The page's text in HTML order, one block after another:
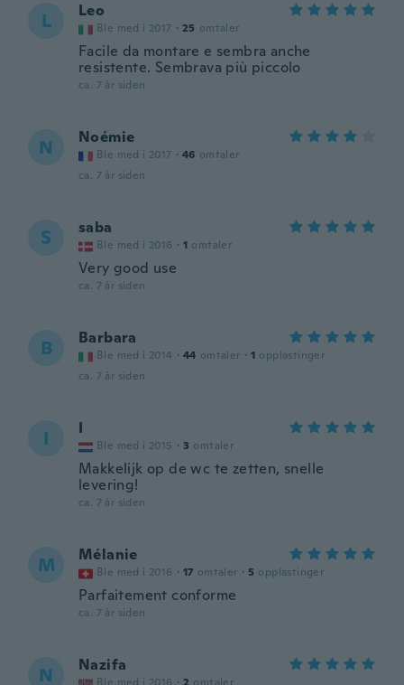
L Leo
Ble med i 2017 · 25 omtaler
Facile da montare e sembra anche
resistente. Sembrava più piccolo
ca. 7 år siden
N Noémie
Ble med i 2017 · 46 omtaler
ca. 7 år siden
S saba
Ble med i 2016 · 1 omtaler
Very good use
ca. 7 år siden
B Barbara
Ble med i 2014 · 44 omtaler · 1 opplastinger
ca. 7 år siden
I I
Ble med i 2015 · 3 omtaler
Makkelijk op de wc te zetten, snelle
levering!
ca. 7 år siden
M Mélanie
Ble med i 2016 · 17 omtaler · 5 opplastinger
Parfaitement conforme
ca. 7 år siden
N Nazifa